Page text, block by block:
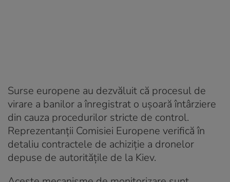
Surse europene au dezvăluit că procesul de
virare a banilor a înregistrat o ușoară întârziere
din cauza procedurilor stricte de control.
Reprezentanții Comisiei Europene verifică în
detaliu contractele de achiziție a dronelor
depuse de autoritățile de la Kiev.